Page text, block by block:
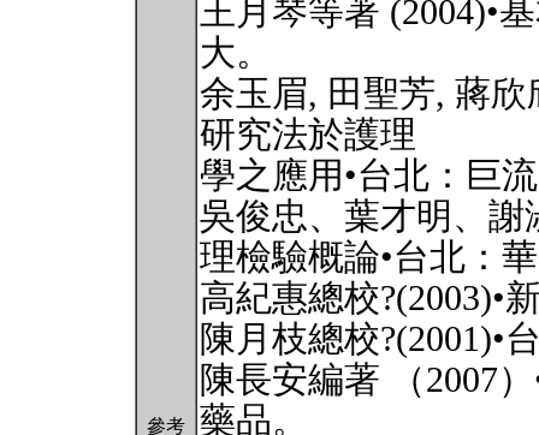
參考
王月琴等著 (2004)•
大。
余玉眉, 田聖芳, 蔣
研究法於護理
學之應用•台北：巨
吳俊忠、葉才明、謝
理檢驗概論•台北：
高紀惠總校?(2003)•
陳月枝總校?(2001)•
陳長安編著 （2007
藥品。